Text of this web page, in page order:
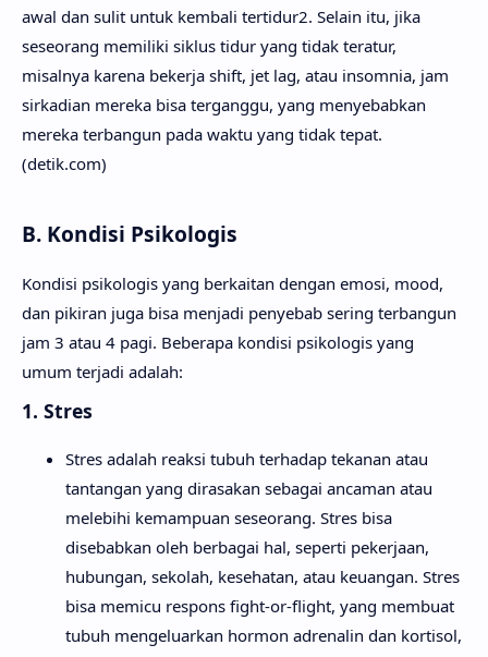
awal dan sulit untuk kembali tertidur2. Selain itu, jika
seseorang memiliki siklus tidur yang tidak teratur,
misalnya karena bekerja shift, jet lag, atau insomnia, jam
sirkadian mereka bisa terganggu, yang menyebabkan
mereka terbangun pada waktu yang tidak tepat.
(detik.com)
B. Kondisi Psikologis
Kondisi psikologis yang berkaitan dengan emosi, mood,
dan pikiran juga bisa menjadi penyebab sering terbangun
jam 3 atau 4 pagi. Beberapa kondisi psikologis yang
umum terjadi adalah:
1. Stres
Stres adalah reaksi tubuh terhadap tekanan atau
tantangan yang dirasakan sebagai ancaman atau
melebihi kemampuan seseorang. Stres bisa
disebabkan oleh berbagai hal, seperti pekerjaan,
hubungan, sekolah, kesehatan, atau keuangan. Stres
bisa memicu respons fight-or-flight, yang membuat
tubuh mengeluarkan hormon adrenalin dan kortisol,